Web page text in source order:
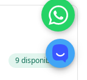
9 disponibles